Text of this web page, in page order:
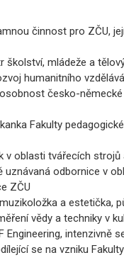
činnost pro ZČU,
školství, mládeže a
humanitního
česko-
Fakulty
v oblasti tvářecích
uznávaná odbornice v
ZČU
a estetička,
vědy a techniky v
Engineering, intenzivně
se na vzniku